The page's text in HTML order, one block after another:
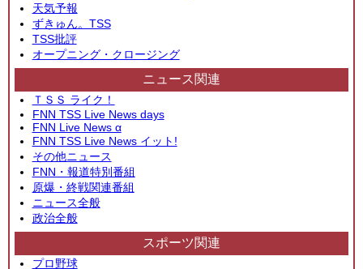
天気予報
ずきゅん。TSS
TSS批評
オープニング・クロージング
ニュース関連
ＴＳＳ ライク！
FNN TSS Live News days
FNN Live News α
FNN TSS Live News イット!
その他ニュース
FNN・報道特別番組
原爆・終戦関連番組
ニュース全般
政治全般
スポーツ関連
プロ野球